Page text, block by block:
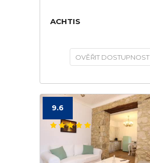
ACHTIS
OVĚŘIT DOSTUPNOST
9.6